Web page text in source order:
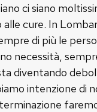
ci siano
cure. In
di più le
necessità,
diventando
intenzione di